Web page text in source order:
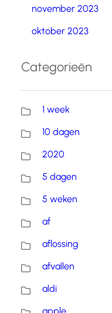
november 2023
oktober 2023
Categorieën
1 week
10 dagen
2020
5 dagen
5 weken
af
aflossing
afvallen
aldi